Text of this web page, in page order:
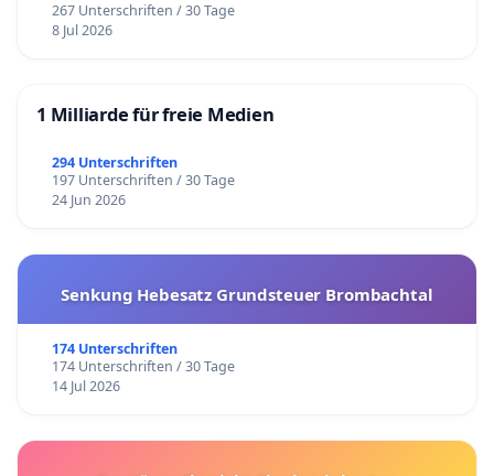
267 Unterschriften / 30 Tage
8 Jul 2026
1 Milliarde für freie Medien
294 Unterschriften
197 Unterschriften / 30 Tage
24 Jun 2026
Senkung Hebesatz Grundsteuer Brombachtal
174 Unterschriften
174 Unterschriften / 30 Tage
14 Jul 2026